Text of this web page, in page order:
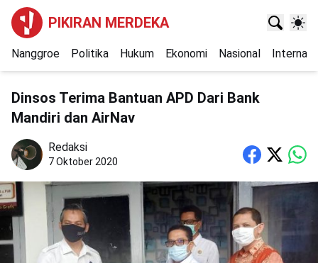
PIKIRAN MERDEKA
Nanggroe Politika Hukum Ekonomi Nasional
Dinsos Terima Bantuan APD Dari Bank
Mandiri dan AirNav
Redaksi
7 Oktober 2020